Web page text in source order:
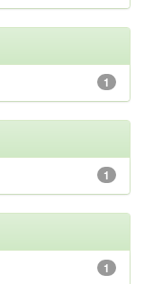
1
1
1